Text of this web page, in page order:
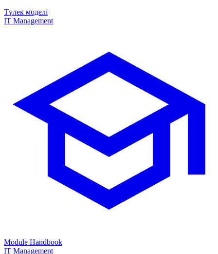
Түлек моделі
IT Management
Module Handbook
IT Management